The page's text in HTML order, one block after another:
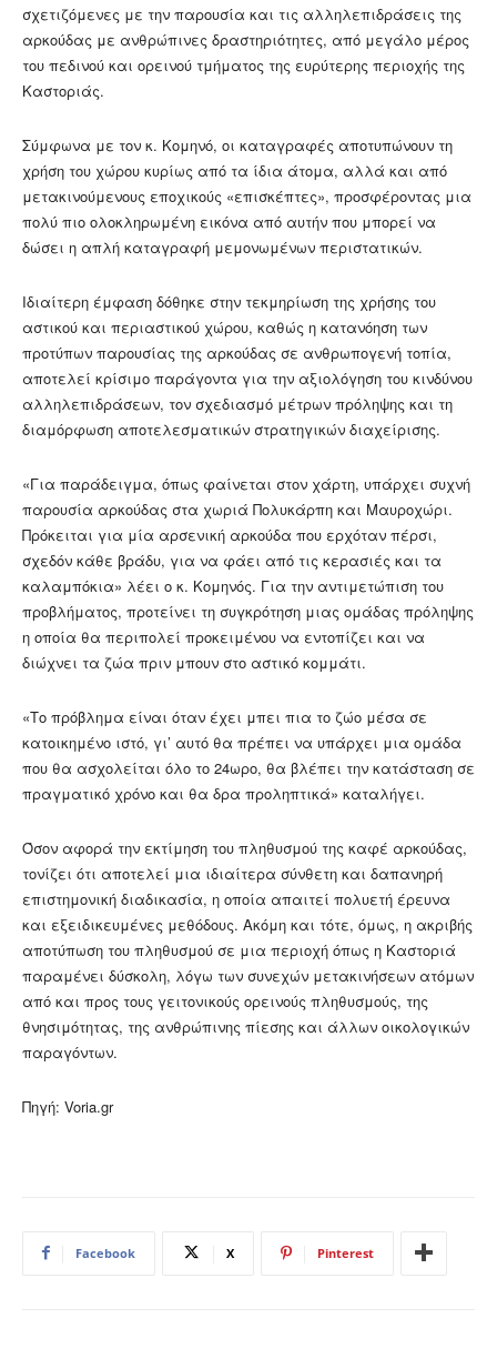
σχετιζόμενες με την παρουσία και τις αλληλεπιδράσεις της
αρκούδας με ανθρώπινες δραστηριότητες, από μεγάλο μέρος
του πεδινού και ορεινού τμήματος της ευρύτερης περιοχής της
Καστοριάς.
Σύμφωνα με τον κ. Κομηνό, οι καταγραφές αποτυπώνουν τη
χρήση του χώρου κυρίως από τα ίδια άτομα, αλλά και από
μετακινούμενους εποχικούς «επισκέπτες», προσφέροντας μια
πολύ πιο ολοκληρωμένη εικόνα από αυτήν που μπορεί να
δώσει η απλή καταγραφή μεμονωμένων περιστατικών.
Ιδιαίτερη έμφαση δόθηκε στην τεκμηρίωση της χρήσης του
αστικού και περιαστικού χώρου, καθώς η κατανόηση των
προτύπων παρουσίας της αρκούδας σε ανθρωπογενή τοπία,
αποτελεί κρίσιμο παράγοντα για την αξιολόγηση του κινδύνου
αλληλεπιδράσεων, τον σχεδιασμό μέτρων πρόληψης και τη
διαμόρφωση αποτελεσματικών στρατηγικών διαχείρισης.
«Για παράδειγμα, όπως φαίνεται στον χάρτη, υπάρχει συχνή
παρουσία αρκούδας στα χωριά Πολυκάρπη και Μαυροχώρι.
Πρόκειται για μία αρσενική αρκούδα που ερχόταν πέρσι,
σχεδόν κάθε βράδυ, για να φάει από τις κερασιές και τα
καλαμπόκια» λέει ο κ. Κομηνός. Για την αντιμετώπιση του
προβλήματος, προτείνει τη συγκρότηση μιας ομάδας πρόληψης
η οποία θα περιπολεί προκειμένου να εντοπίζει και να
διώχνει τα ζώα πριν μπουν στο αστικό κομμάτι.
«Το πρόβλημα είναι όταν έχει μπει πια το ζώο μέσα σε
κατοικημένο ιστό, γι’ αυτό θα πρέπει να υπάρχει μια ομάδα
που θα ασχολείται όλο το 24ωρο, θα βλέπει την κατάσταση σε
πραγματικό χρόνο και θα δρα προληπτικά» καταλήγει.
Όσον αφορά την εκτίμηση του πληθυσμού της καφέ αρκούδας,
τονίζει ότι αποτελεί μια ιδιαίτερα σύνθετη και δαπανηρή
επιστημονική διαδικασία, η οποία απαιτεί πολυετή έρευνα
και εξειδικευμένες μεθόδους. Ακόμη και τότε, όμως, η ακριβής
αποτύπωση του πληθυσμού σε μια περιοχή όπως η Καστοριά
παραμένει δύσκολη, λόγω των συνεχών μετακινήσεων ατόμων
από και προς τους γειτονικούς ορεινούς πληθυσμούς, της
θνησιμότητας, της ανθρώπινης πίεσης και άλλων οικολογικών
παραγόντων.
Πηγή: Voria.gr
Facebook X Pinterest